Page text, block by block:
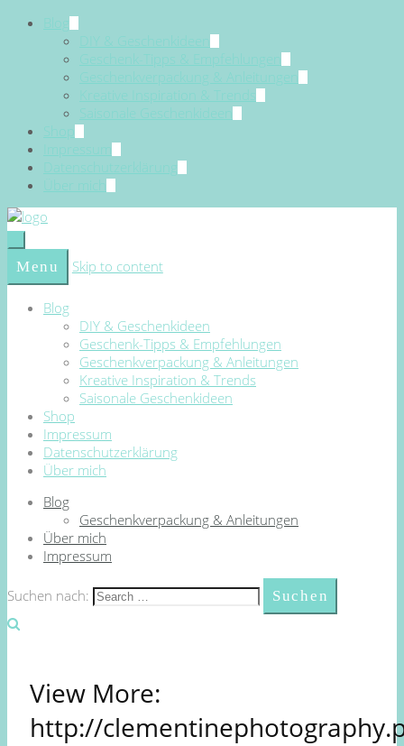
Blog
DIY & Geschenkideen
Geschenk-Tipps & Empfehlungen
Geschenkverpackung & Anleitungen
Kreative Inspiration & Trends
Saisonale Geschenkideen
Shop
Impressum
Datenschutzerklärung
Über mich
Menu Skip to content
Blog
DIY & Geschenkideen
Geschenk-Tipps & Empfehlungen
Geschenkverpackung & Anleitungen
Kreative Inspiration & Trends
Saisonale Geschenkideen
Shop
Impressum
Datenschutzerklärung
Über mich
Blog
Geschenkverpackung & Anleitungen
Über mich
Impressum
Suchen nach:
View More:
http://